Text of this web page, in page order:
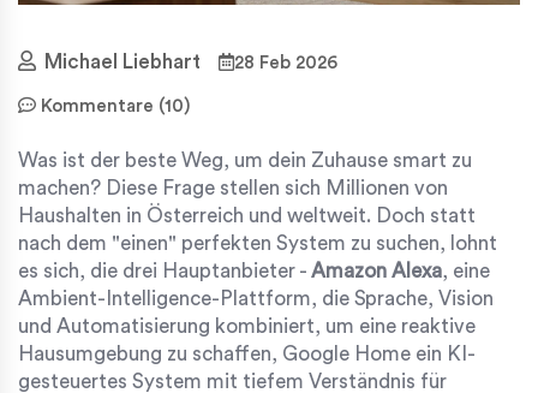
Michael Liebhart 28 Feb 2026
Kommentare (10)
Was ist der beste Weg, um dein Zuhause smart zu
machen? Diese Frage stellen sich Millionen von
Haushalten in Österreich und weltweit. Doch statt
nach dem "einen" perfekten System zu suchen, lohnt
es sich, die drei Hauptanbieter - Amazon Alexa, eine
Ambient-Intelligence-Plattform, die Sprache, Vision
und Automatisierung kombiniert, um eine reaktive
Hausumgebung zu schaffen, Google Home ein KI-
gesteuertes System mit tiefem Verständnis für